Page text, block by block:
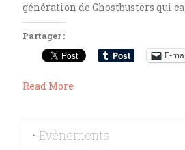
génération de Ghostbusters qui
Partager :
E-
Read More
• Évènements